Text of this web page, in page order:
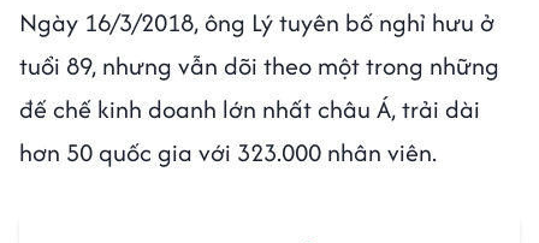
Ngày 16/3/2018, ông Lý tuyên bố nghỉ hưu ở
tuổi 89, nhưng vẫn dõi theo một trong những
đế chế kinh doanh lớn nhất châu Á, trải dài
hơn 50 quốc gia với 323.000 nhân viên.